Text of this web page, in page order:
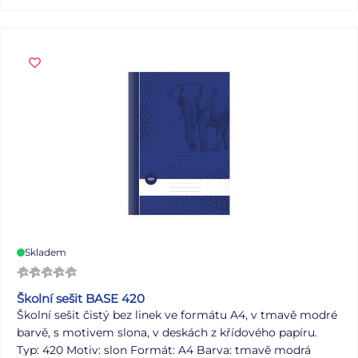
Skladem
Školní sešit BASE 420
Školní sešit čistý bez linek ve formátu A4, v tmavě modré
barvě, s motivem slona, v deskách z křídového papíru.
Typ: 420 Motiv: slon Formát: A4 Barva: tmavě modrá